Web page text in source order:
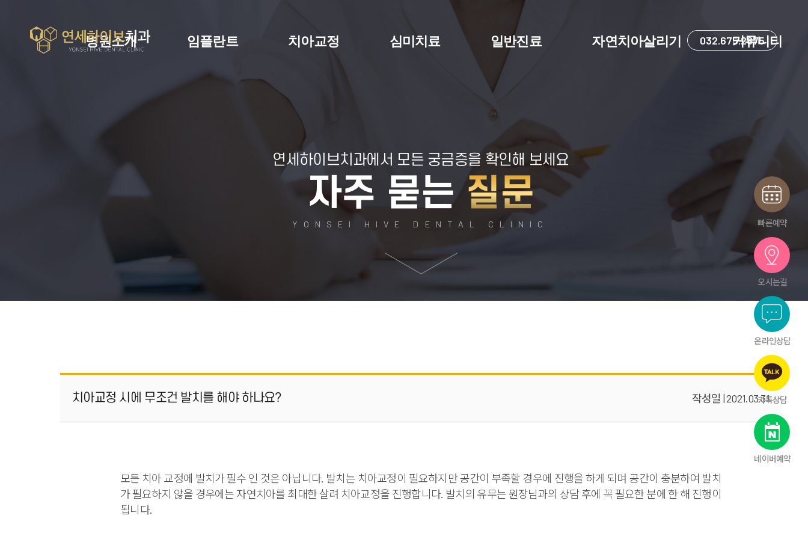
병원소개 임플란트 치아교정 심미치료 일반진료 자연치아살리기 커뮤니티
032.675.2875
연세하이브치과에서 모든 궁금증을 확인해 보세요
자주 묻는질문
YONSEI HIVE DENTAL CLINIC
치아교정 시에 무조건 발치를 해야 하나요? 작성일 | 2021.03.31
모든 치아 교정에 발치가 필수 인 것은 아닙니다. 발치는 치아교정이 필요하지만 공간이 부족할 경우에 진행을 하게 되며 공간이 충분하여 발치
가 필요하지 않을 경우에는 자연치아를 최대한 살려 치아교정을 진행합니다. 발치의 유무는 원장님과의 상담 후에 꼭 필요한 분에 한 해 진행이
됩니다.
빠른예약
오시는길
온라인상담
카톡상담
네이버예약